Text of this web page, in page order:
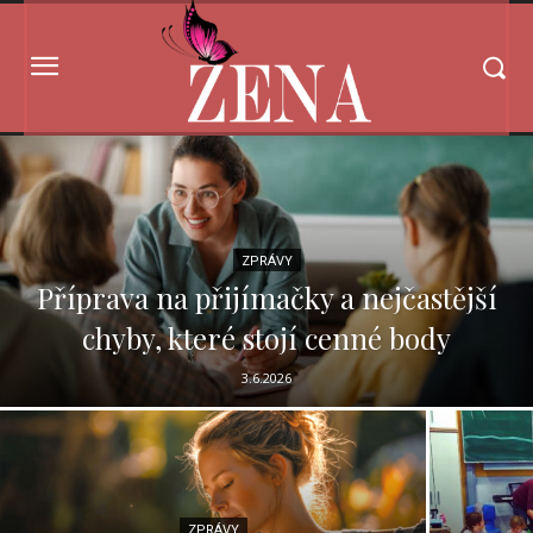
ZPRÁVY
Příprava na přijímačky a nejčastější
chyby, které stojí cenné body
3.6.2026
ZPRÁVY